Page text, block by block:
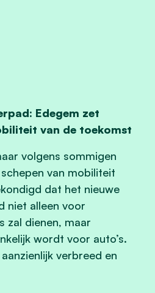
Edegem zet
van de toekomst
volgens sommigen
van mobiliteit
dat het nieuwe
niet alleen voor
zal dienen, maar
wordt voor auto’s.
verbreed en